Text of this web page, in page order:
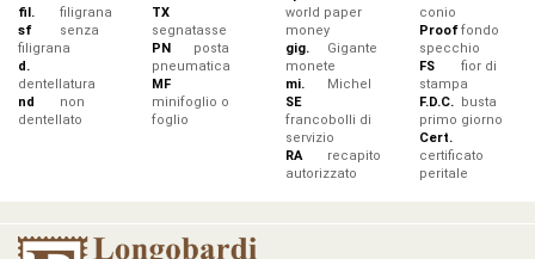
fil.
filigrana
sf
senza
filigrana
d.
dentellatura
nd
non
dentellato
TX
segnatasse
PN
posta
pneumatica
MF
minifoglio o
foglio
world paper
money
gig.
Gigante
monete
mi.
Michel
SE
francobolli di
servizio
RA
recapito
autorizzato
conio
Prooffondo
specchio
FS
fior di
stampa
F.D.C. busta
primo giorno
Cert.
certificato
peritale